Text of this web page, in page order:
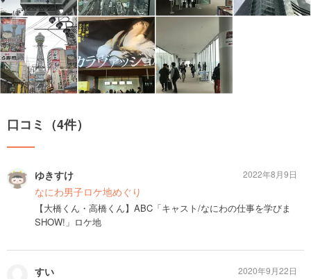
口コミ（4件）
ゆきすけ
なにわ男子ロケ地めぐり
【大橋くん・高橋くん】ABC「キャスト/なにわの仕事を学びま
SHOW!」ロケ地
2022年8月9日
すい
2020年9月22日